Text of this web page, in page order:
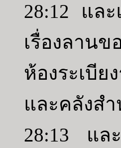
28:12 แล
เรื่องลาน
ห้องระเบีย
และคลังส
28:13 แล